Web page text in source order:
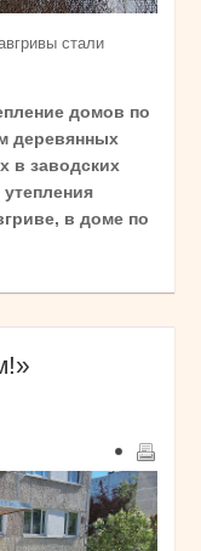
стали
домов по
деревянных
в заводских
в доме по